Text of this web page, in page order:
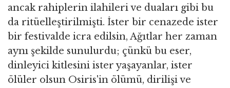
ancak rahiplerin ilahileri ve duaları gibi bu
da ritüelleştirilmişti. İster bir cenazede ister
bir festivalde icra edilsin, Ağıtlar her zaman
aynı şekilde sunulurdu; çünkü bu eser,
dinleyici kitlesini ister yaşayanlar, ister
ölüler olsun Osiris'in ölümü, dirilişi ve